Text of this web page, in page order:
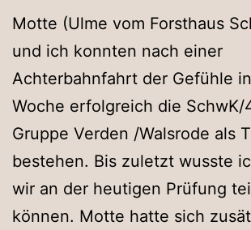
Motte (Ulme vom Forsthaus
und ich konnten nach einer
Achterbahnfahrt der Gefühle
Woche erfolgreich die SchwK/
Gruppe Verden /Walsrode als
bestehen. Bis zuletzt wusste
wir an der heutigen Prüfung
können. Motte hatte sich